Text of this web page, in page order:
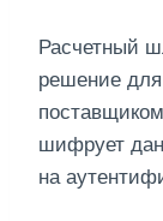
Расчетный
решение
шифрует
на